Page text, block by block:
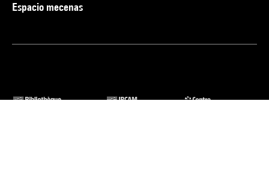
Espacio mecenas